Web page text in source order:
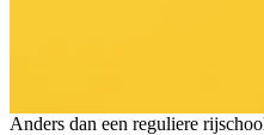
Anders dan een reguliere